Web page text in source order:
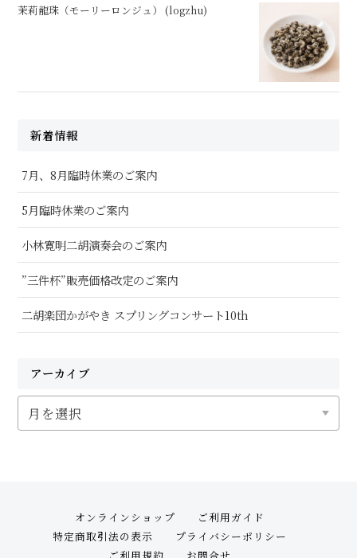
茉莉龍珠（モーリーロンジュ） (logzhu)
新着情報
7月、8月臨時休業のご案内
5月臨時休業のご案内
小林寛明二胡演奏会のご案内
”三件杯”販売価格改定のご案内
二胡楽団かがやき スプリングコンサート10th
アーカイブ
ー
オンラインショップ
ご利用ガイド
特定商取引法の表示
プライバシーポリシー